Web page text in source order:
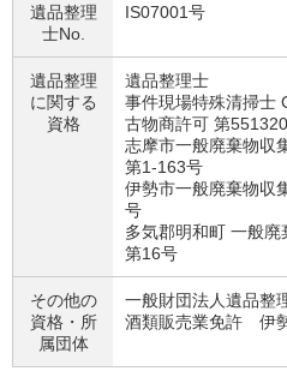
遺品整理
士No.
IS07001号
遺品整理
に関する
資格
遺品整理士
事件現場特殊清掃士
古物商許可 第
志摩市一般廃棄物
第1-163号
伊勢市一般廃棄物
号
多気郡明和町 一般
第16号
その他の
資格・ 所
属団体
一般財団法人遺品
酒類販売業免許 伊